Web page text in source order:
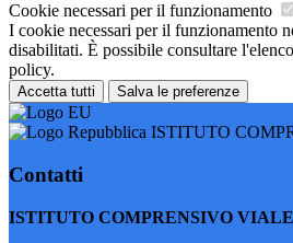
Cookie necessari per il funzionamento
I cookie necessari per il funzionamento
disabilitati. È possibile consultare
policy.
Accetta tutti Salva le preferenze
ISTITUTO
Contatti
ISTITUTO COMPRENSIVO